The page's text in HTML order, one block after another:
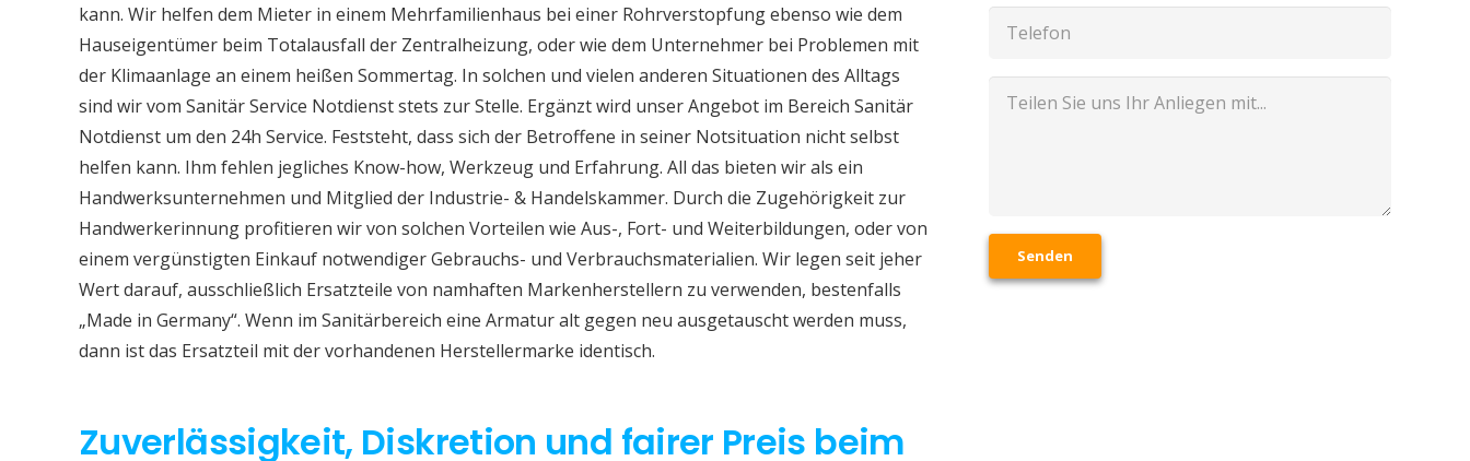
kann. Wir helfen dem Mieter in einem Mehrfamilienhaus bei einer Rohrverstopfung ebenso wie dem
Hauseigentümer beim Totalausfall der Zentralheizung, oder wie dem Unternehmer bei Problemen mit
der Klimaanlage an einem heißen Sommertag. In solchen und vielen anderen Situationen des Alltags
sind wir vom Sanitär Service Notdienst stets zur Stelle. Ergänzt wird unser Angebot im Bereich Sanitär
Notdienst um den 24h Service. Feststeht, dass sich der Betroffene in seiner Notsituation nicht selbst
helfen kann. Ihm fehlen jegliches Know-how, Werkzeug und Erfahrung. All das bieten wir als ein
Handwerksunternehmen und Mitglied der Industrie- & Handelskammer. Durch die Zugehörigkeit zur
Handwerkerinnung profitieren wir von solchen Vorteilen wie Aus-, Fort- und Weiterbildungen, oder von
einem vergünstigten Einkauf notwendiger Gebrauchs- und Verbrauchsmaterialien. Wir legen seit jeher
Wert darauf, ausschließlich Ersatzteile von namhaften Markenherstellern zu verwenden, bestenfalls
„Made in Germany“. Wenn im Sanitärbereich eine Armatur alt gegen neu ausgetauscht werden muss,
dann ist das Ersatzteil mit der vorhandenen Herstellermarke identisch.
Zuverlässigkeit, Diskretion und fairer Preis beim
Senden